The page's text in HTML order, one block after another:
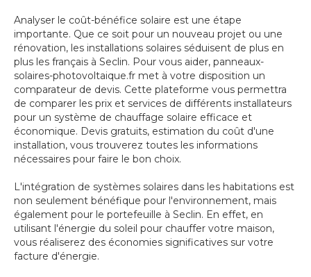
Analyser le coût-bénéfice solaire est une étape
importante. Que ce soit pour un nouveau projet ou une
rénovation, les installations solaires séduisent de plus en
plus les français à Seclin. Pour vous aider, panneaux-
solaires-photovoltaique.fr met à votre disposition un
comparateur de devis. Cette plateforme vous permettra
de comparer les prix et services de différents installateurs
pour un système de chauffage solaire efficace et
économique. Devis gratuits, estimation du coût d'une
installation, vous trouverez toutes les informations
nécessaires pour faire le bon choix.
L'intégration de systèmes solaires dans les habitations est
non seulement bénéfique pour l'environnement, mais
également pour le portefeuille à Seclin. En effet, en
utilisant l'énergie du soleil pour chauffer votre maison,
vous réaliserez des économies significatives sur votre
facture d'énergie.